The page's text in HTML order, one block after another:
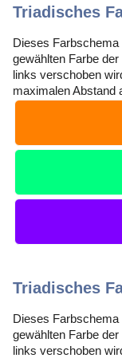
Triadisches
Dieses
gewählten Farbe
links verschoben
maximalen Abstand
Triadisches
Dieses
gewählten Farbe
links verschoben